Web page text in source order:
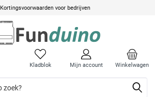
Kortingsvoorwaarden voor bedrijven
Winkelwagen
Kladblok Mijn account